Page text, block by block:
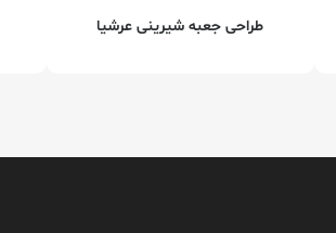
طراحی جعبه شیرینی عرشیا